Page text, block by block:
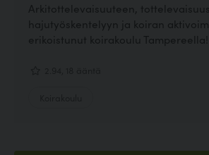
Arkitottelevaisuuteen,
hajutyöskentelyyn ja koiran
erikoistunut koirakoulu Tampereella!